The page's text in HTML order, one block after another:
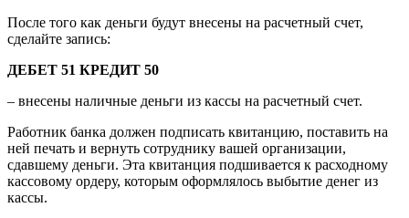
После того как деньги будут внесены на расчетный счет,
сделайте запись:
ДЕБЕТ 51 КРЕДИТ 50
– внесены наличные деньги из кассы на расчетный счет.
Работник банка должен подписать квитанцию, поставить на
ней печать и вернуть сотруднику вашей организации,
сдавшему деньги. Эта квитанция подшивается к расходному
кассовому ордеру, которым оформлялось выбытие денег из
кассы.